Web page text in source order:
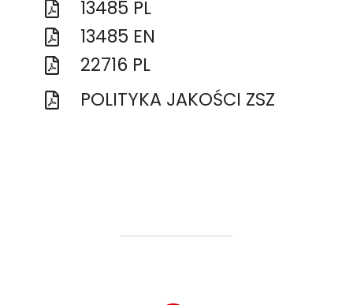
13485 PL
13485 EN
22716 PL
POLITYKA JAKOŚCI ZSZ